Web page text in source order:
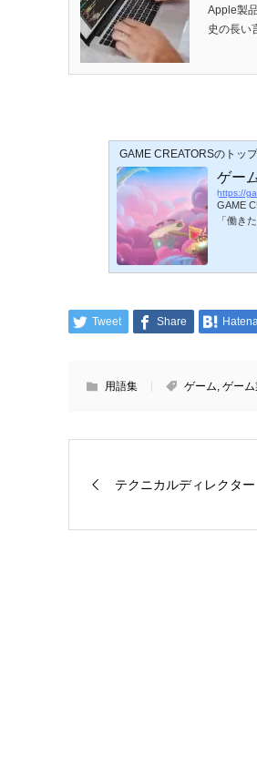
Apple製
史の長い
GAME CREATORSのトッ
ゲー
https://
GAME
「働き
Tweet Share Hatena
用語集 ゲーム ゲー
テクニカルディレクター